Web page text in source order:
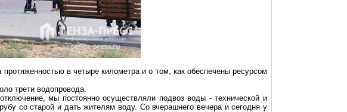
в четыре километра и о том, как обеспечены ресурсом
трети водопровода.
мы постоянно осуществляли подвоз воды - технической и
состарой и дать жителям воду. Со вчерашнего вечера и сегодня у